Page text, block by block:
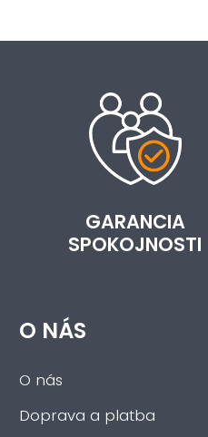
GARANCIA
SPOKOJNOSTI
O NÁS
O nás
Doprava a platba